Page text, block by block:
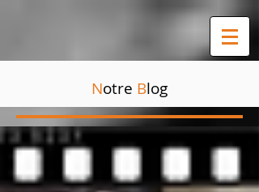
Notre Blog